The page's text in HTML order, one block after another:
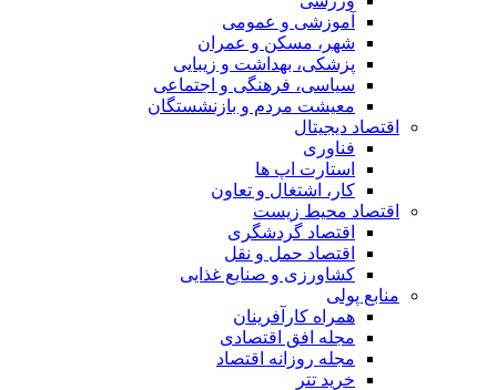
آموزشی و عمومی
شهر، مسکن و عمران
پزشکی، بهداشت و زیبایی
سیاسی، فرهنگی و اجتماعی
معیشت مردم و بازنشستگان
اقتصاد دیجیتال
فناوری
استارت اپ ها
کار، اشتغال و تعاون
اقتصاد محیط زیست
اقتصاد گردشگری
اقتصاد حمل و نقل
کشاورزی و صنایع غذایی
منابع پولی
همراه کارآفرینان
مجله افق اقتصادی
مجله روزانه اقتصاد
خرید تتر